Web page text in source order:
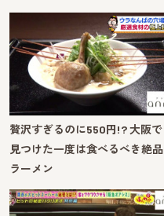
贅沢すぎるのに550円!? 大阪で
見つけた一度は食べるべき絶品
ラーメン